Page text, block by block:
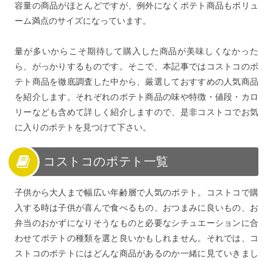
容量の商品がほとんどですが、例外になくポテト商品もボリュ
ーム満点のサイズになっています。
量が多いからこそ期待して購入した商品が美味しくなかった
ら、がっかりするものです。そこで、本記事ではコストコのポ
テト商品を徹底調査した中から、厳選しておすすめの人気商品
を紹介します。それぞれのポテト商品の味や特徴・値段・カロ
リーなども含めて詳しく紹介しますので、是非コストコでお気
に入りのポテトを見つけて下さい。
コストコのポテト一覧
子供から大人まで幅広い年齢層で人気のポテト。コストコで購
入する時は子供が喜んで食べるもの、おつまみに良いもの、お
弁当のおかずになりそうなものと必要なシチュエーションに合
わせてポテトの種類を選と良いかもしれません。それでは、コ
ストコのポテトにはどんな商品があるのか一緒に見ていきまし